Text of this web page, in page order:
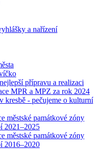
a nařízení
přípravu a realizaci
MPR a MPZ za rok 2024
kresbě - pečujeme o kulturní
městské památkové zóny
2021–2025
městské památkové zóny
2016–2020